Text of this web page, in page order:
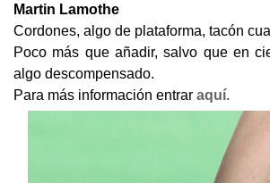
Martin Lamothe
Cordones, algo de plataforma, tacón
Poco más que añadir, salvo que en
algo descompensado.
Para más información entrar aquí.